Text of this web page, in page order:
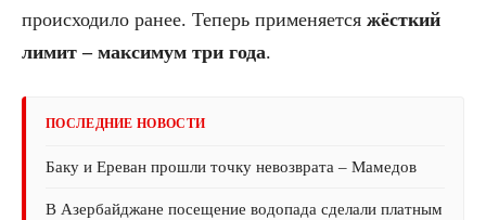
происходило ранее. Теперь применяется жёсткий
лимит – максимум три года.
ПОСЛЕДНИЕ НОВОСТИ
Баку и Ереван прошли точку невозврата – Мамедов
В Азербайджане посещение водопада сделали платным